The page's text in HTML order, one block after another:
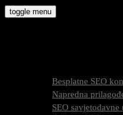
Skip
toggle menu
Besplatne SEO
Napredna
SEO savjetodavne